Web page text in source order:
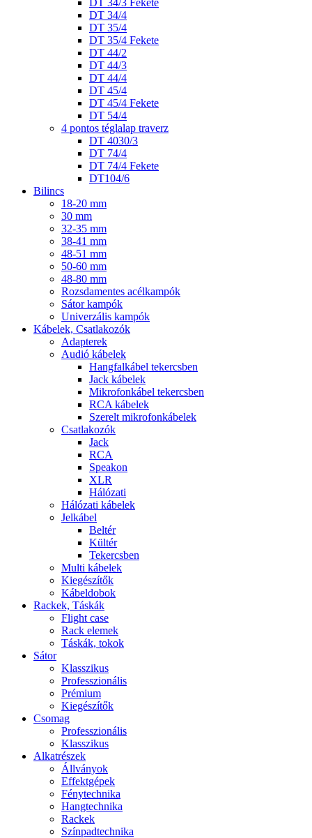
DT 34/3 Fekete
DT 34/4
DT 35/4
DT 35/4 Fekete
DT 44/2
DT 44/3
DT 44/4
DT 45/4
DT 45/4 Fekete
DT 54/4
4 pontos téglalap traverz
DT 4030/3
DT 74/4
DT 74/4 Fekete
DT104/6
Bilincs
18-20 mm
30 mm
32-35 mm
38-41 mm
48-51 mm
50-60 mm
48-80 mm
Rozsdamentes acélkampók
Sátor kampók
Univerzális kampók
Kábelek, Csatlakozók
Adapterek
Audió kábelek
Hangfalkábel tekercsben
Jack kábelek
Mikrofonkábel tekercsben
RCA kábelek
Szerelt mikrofonkábelek
Csatlakozók
Jack
RCA
Speakon
XLR
Hálózati
Hálózati kábelek
Jelkábel
Beltér
Kültér
Tekercsben
Multi kábelek
Kiegészítők
Kábeldobok
Rackek, Táskák
Flight case
Rack elemek
Táskák, tokok
Sátor
Klasszikus
Professzionális
Prémium
Kiegészítők
Csomag
Professzionális
Klasszikus
Alkatrészek
Állványok
Effektgépek
Fénytechnika
Hangtechnika
Rackek
Színpadtechnika